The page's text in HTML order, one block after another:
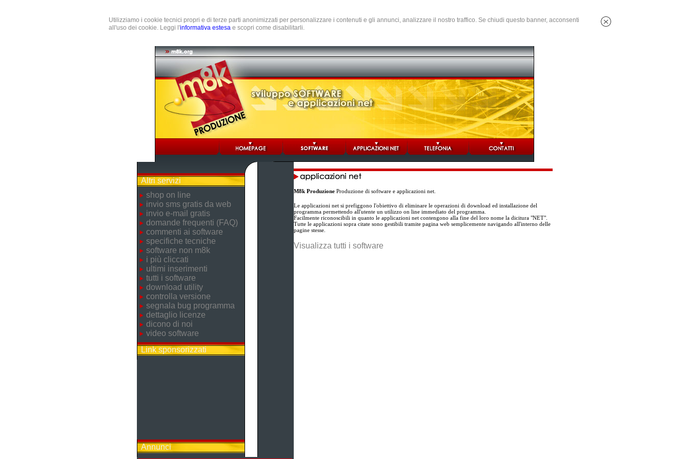
Utilizziamo i cookie tecnici propri e di terze parti anonimizzati per personalizzare i contenuti e gli annunci, analizzare il nostro traffico. Se chiudi questo banner, acconsenti
all'uso dei cookie. Leggi l'informativa estesa e scopri come disabilitarli.
Altri servizi
shop on line
invio sms gratis da web
invio e-mail gratis
domande frequenti (FAQ)
commenti ai software
specifiche tecniche
software non m8k
i più cliccati
ultimi inserimenti
tutti i software
download utility
controlla versione
segnala bug programma
dettaglio licenze
dicono di noi
video software
Link sponsorizzati
Annunci
M8k ProduzioneProduzione di software e applicazioni net.
Le applicazioni net si prefiggono l'obiettivo di eliminare le operazioni di download ed installazione del
programma permettendo all'utente un utilizzo on line immediato del programma.
Facilmente riconoscibili in quanto le applicazioni net contengono alla fine del loro nome la dicitura "NET".
Tutte le applicazioni sopra citate sono gestibili tramite pagina web semplicemente navigando all'interno delle
pagine stesse.
Visualizza tutti i software